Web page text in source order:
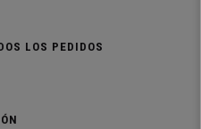
LOS PEDIDOS